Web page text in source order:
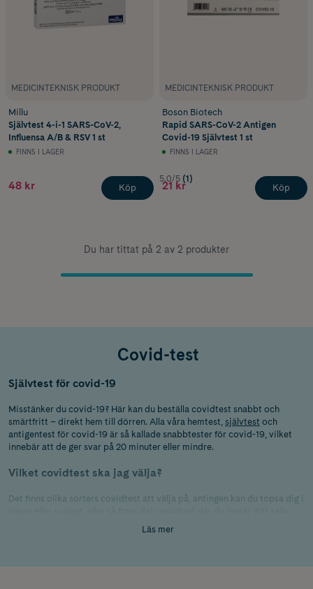
MEDICINTEKNISK PRODUKT
Millu
Självtest 4-i-1 SARS-CoV-2,
Influensa A/B & RSV 1 st
FINNS I LAGER
48 kr Köp
MEDICINTEKNISK PRODUKT
Boson Biotech
Rapid SARS-CoV-2 Antigen
Covid-19 Självtest 1 st
FINNS I LAGER
5.0/5 (1)
21 kr Köp
Du har tittat på 2 av 2 produkter
Covid-test
Självtest för covid-19
Misstänker du covid-19? Här kan du beställa covidtest snabbt och
smärtfritt – direkt hem till dörren. Alla våra hemtest, självtest och
antigentest för covid-19 är så kallade snabbtester för covid-19, vilket
innebär att de ger svar på 20 minuter eller mindre.
Vilket covidtest ska jag välja?
Det finns olika sorters covidtest att välja på, antingen kan du topsa dig i
(salivtest för covid). Du kan välja det test som känns enklast att
Läs mer